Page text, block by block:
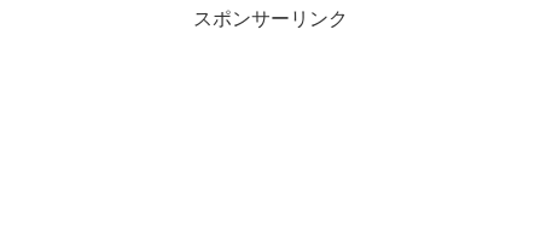
スポンサーリンク